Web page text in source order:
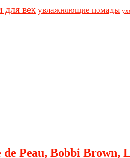
для век увлажняющие помады
Peau, Bobbi Brown,